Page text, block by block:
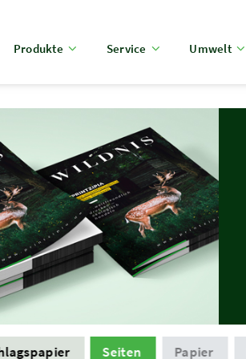
Produkte Service Umwelt
Seiten Papier